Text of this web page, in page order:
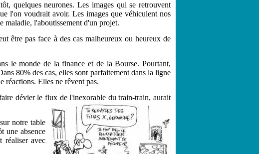
quelques neurones. Les images qui se retrouvent
l'on voudrait avoir. Les images que véhiculent nos
maladie, l'aboutissement d'un projet.
être pas face à des cas malheureux ou heureux de
le monde de la finance et de la Bourse. Pourtant,
80% des cas, elles sont parfaitement dans la ligne
réactions. Elles ne rêvent pas.
dévier le flux de l'inexorable du train-train, aurait
notre table
une absence
réaliser avec